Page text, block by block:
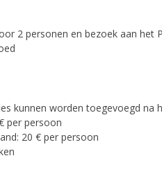
2 personen en bezoek aan het
kunnen worden toegevoegd na
per persoon
20 € per persoon